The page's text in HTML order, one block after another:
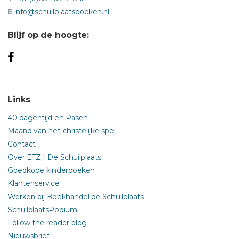
E info@schuilplaatsboeken.nl
Blijf op de hoogte:
Links
40 dagentijd en Pasen
Maand van het christelijke spel
Contact
Over ETZ | De Schuilplaats
Goedkope kinderboeken
Klantenservice
Werken bij Boekhandel de Schuilplaats
SchuilplaatsPodium
Follow the reader blog
Nieuwsbrief